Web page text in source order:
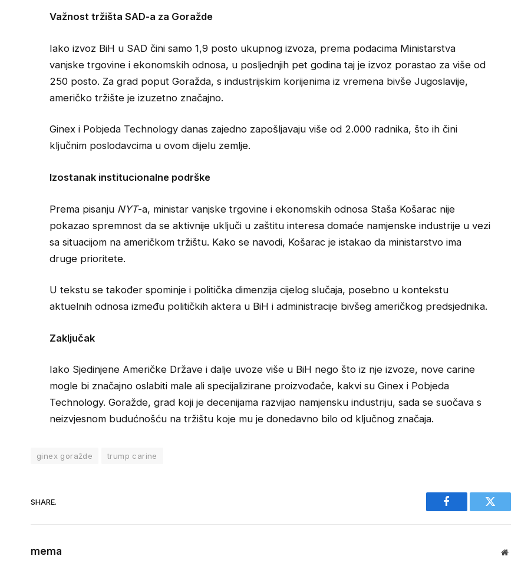
Važnost tržišta SAD-a za Goražde
Iako izvoz BiH u SAD čini samo 1,9 posto ukupnog izvoza, prema podacima Ministarstva
vanjske trgovine i ekonomskih odnosa, u posljednjih pet godina taj je izvoz porastao za više od
250 posto. Za grad poput Goražda, s industrijskim korijenima iz vremena bivše Jugoslavije,
američko tržište je izuzetno značajno.
Ginex i Pobjeda Technology danas zajedno zapošljavaju više od 2.000 radnika, što ih čini
ključnim poslodavcima u ovom dijelu zemlje.
Izostanak institucionalne podrške
Prema pisanju NYT-a, ministar vanjske trgovine i ekonomskih odnosa Staša Košarac nije
pokazao spremnost da se aktivnije uključi u zaštitu interesa domaće namjenske industrije u vezi
sa situacijom na američkom tržištu. Kako se navodi, Košarac je istakao da ministarstvo ima
druge prioritete.
U tekstu se također spominje i politička dimenzija cijelog slučaja, posebno u kontekstu
aktuelnih odnosa između političkih aktera u BiH i administracije bivšeg američkog predsjednika.
Zaključak
Iako Sjedinjene Američke Države i dalje uvoze više u BiH nego što iz nje izvoze, nove carine
mogle bi značajno oslabiti male ali specijalizirane proizvođače, kakvi su Ginex i Pobjeda
Technology. Goražde, grad koji je decenijama razvijao namjensku industriju, sada se suočava s
neizvjesnom budućnošću na tržištu koje mu je donedavno bilo od ključnog značaja.
ginex goražde trump carine
SHARE.
Facebook Twitter
mema Website